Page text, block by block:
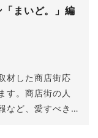
まいど。」編
材した商店街応
す。商店街の人
など、愛すべき